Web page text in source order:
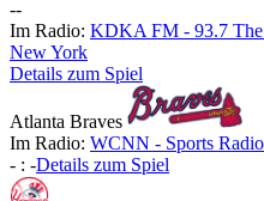
--
Im Radio: KDKA FM - 93.7 The
New York
Details zum Spiel
Atlanta Braves
Im Radio: WCNN - Sports
- : -Details zum Spiel